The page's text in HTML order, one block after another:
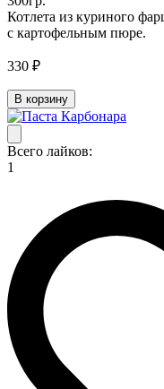
Котлета из куриного
с картофельным пюре.
330 ₽
В корзину
Всего лайков:
1